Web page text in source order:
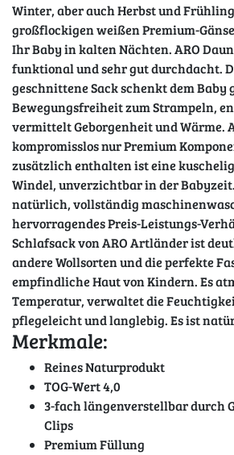
Winter, aber auch Herbst und
großflockigen weißen Premium-
Ihr Baby in kalten Nächten.ARO
funktional und sehr gut durchdacht.
geschnittene Sack schenkt dem Baby
Bewegungsfreiheit zum Strampeln,
vermittelt Geborgenheit und Wärme.
kompromisslos nur Premium
zusätzlich enthalten ist eine
Windel, unverzichtbar in der
natürlich, vollständig
hervorragendes Preis-Leistungs-
Schlafsack von ARO Artländer ist
andere Wollsorten und die perfekte
empfindliche Haut von Kindern. Es
Temperatur, verwaltet die
pflegeleicht und langlebig. Es ist
Merkmale:
Reines Naturprodukt
TOG-Wert 4,0
3-fach längenverstellbar durch
Clips
Premium Füllung